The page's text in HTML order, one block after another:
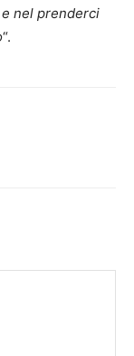
nel prenderci
“.